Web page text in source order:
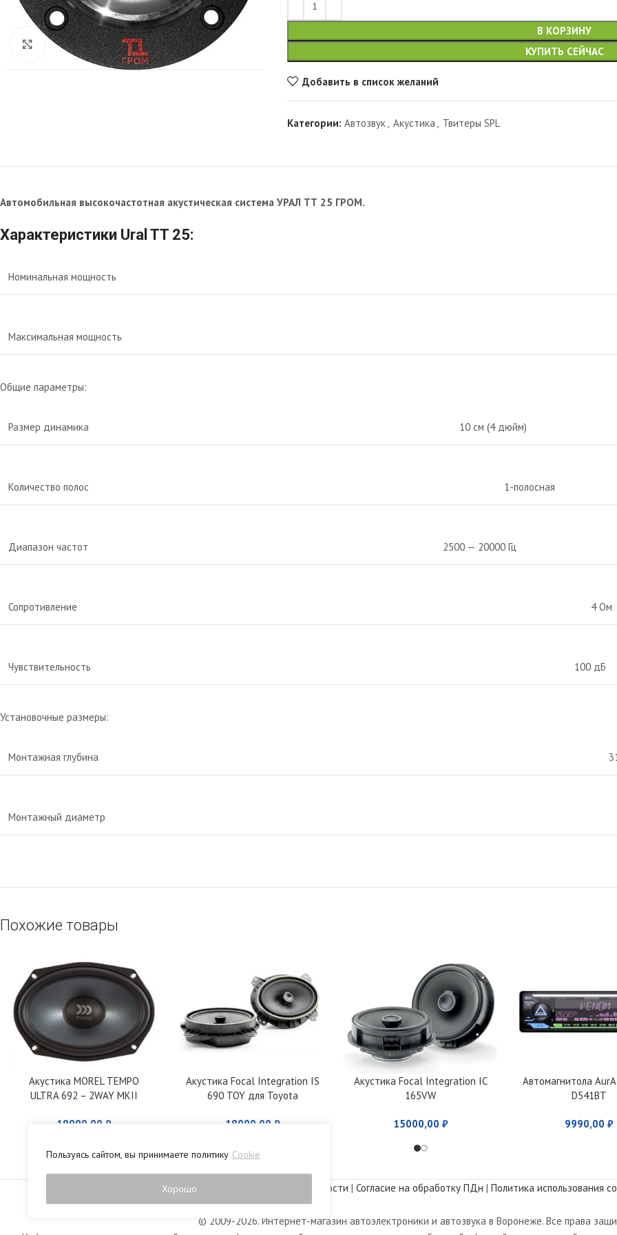
Пользуясь сайтом, вы принимаете политику Cookie
Хорошо
Увеличить
В КОРЗИНУ
КУПИТЬ СЕЙЧАС
Добавить в список желаний
Категории: Автозвук, Акустика , Твитеры SPL
Автомобильная высокочастотная акустическая система УРАЛ ТТ 25 ГРОМ.
Характеристики Ural TT 25:
Номинальная мощность
Максимальная мощность
Общие параметры:
Размер динамика 10 см (4 дюйм)
Количество полос 1-полосная
Диапазон частот 2500 — 20000 Гц
Сопротивление 4Ом
Чувствительность 100 дБ
Установочные размеры:
Монтажная глубина
Монтажный диаметр
Похожие товары
Акустика MOREL TEMPO
ULTRA 692 – 2WAY MKII
19990,00 ₽
Акустика Focal Integration IS
690 TOY для Toyota
18000,00 ₽
Акустика Focal Integration IC
165VW
15000,00 ₽
Автомагнитола
D541BT
9990,00 ₽
Политика конфиденциальности | Согласие на обработку ПДн | Политика использования
© 2009-2026. Интернет-магазин автоэлектроники и автозвука в Воронеже. Все права